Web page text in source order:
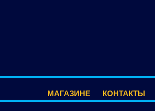
МАГАЗИНЕ
КОНТАКТЫ